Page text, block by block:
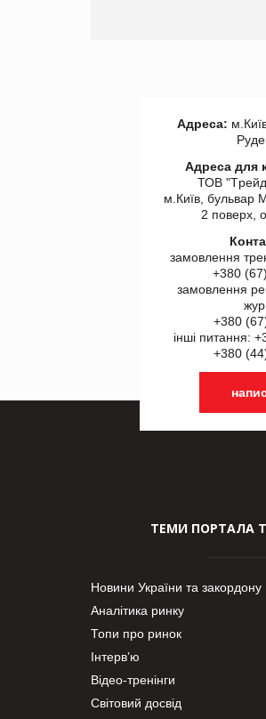
Адреса:
Адреса для
ТОВ
м.Київ, бульвар
2 поверх,
замовлення
+380
замовлення
+380
інші питання:
+380
ТЕМИ ПОРТАЛА
Новини України та закордону
Аналітика ринку
Топи про ринок
Інтерв’ю
Відео-тренінги
Світовий досвід